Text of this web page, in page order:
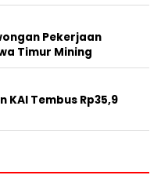
Pekerjaan
Timur Mining
KAI Tembus Rp35,9